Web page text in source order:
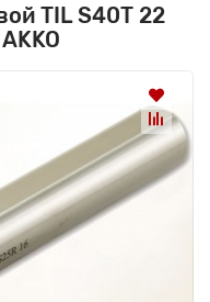
TIL S40T 22